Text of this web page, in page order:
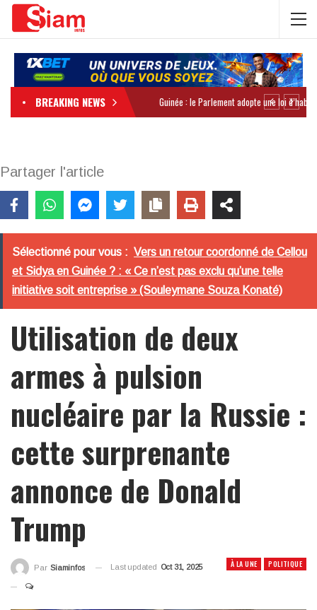
BREAKING NEWS
Partager l'article
Sélectionné pour vous : Vers un retour coordonné de Cellou
et Sidya en Guinée ? : « Ce n’est pas exclu qu’une telle
initiative soit entreprise » (Souleymane Souza Konaté)
Utilisation de deux
armes à pulsion
nucléaire par la Russie :
cette surprenante
annonce de Donald
Trump
À LA UNE POLITIQUE
Par Siaminfos Last updated Oct 31, 2025